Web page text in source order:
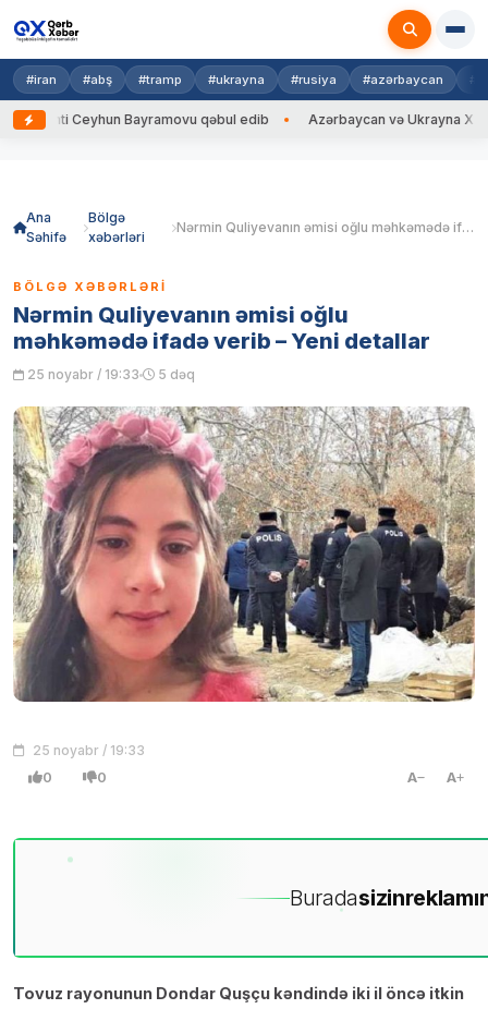
#iran #abş #tramp #ukrayna #rusiya #azərbaycan
Bayramovu qəbul edib Azərbaycan və Ukrayna XİN başçıları
Ana
Səhifə
Bölgə
xəbərləri
Nərmin Quliyevanın əmisi oğlu məhkəmədə ifadə verib – Yeni detallar
BÖLGƏ XƏBƏRLƏRI
Nərmin Quliyevanın əmisi oğlu
məhkəmədə ifadə verib – Yeni detallar
25 noyabr / 19:33 5 dəq
25 noyabr / 19:33
0 0 A A
Buradasizin
Tovuz rayonunun Dondar Quşçu kəndində iki il öncə itkin